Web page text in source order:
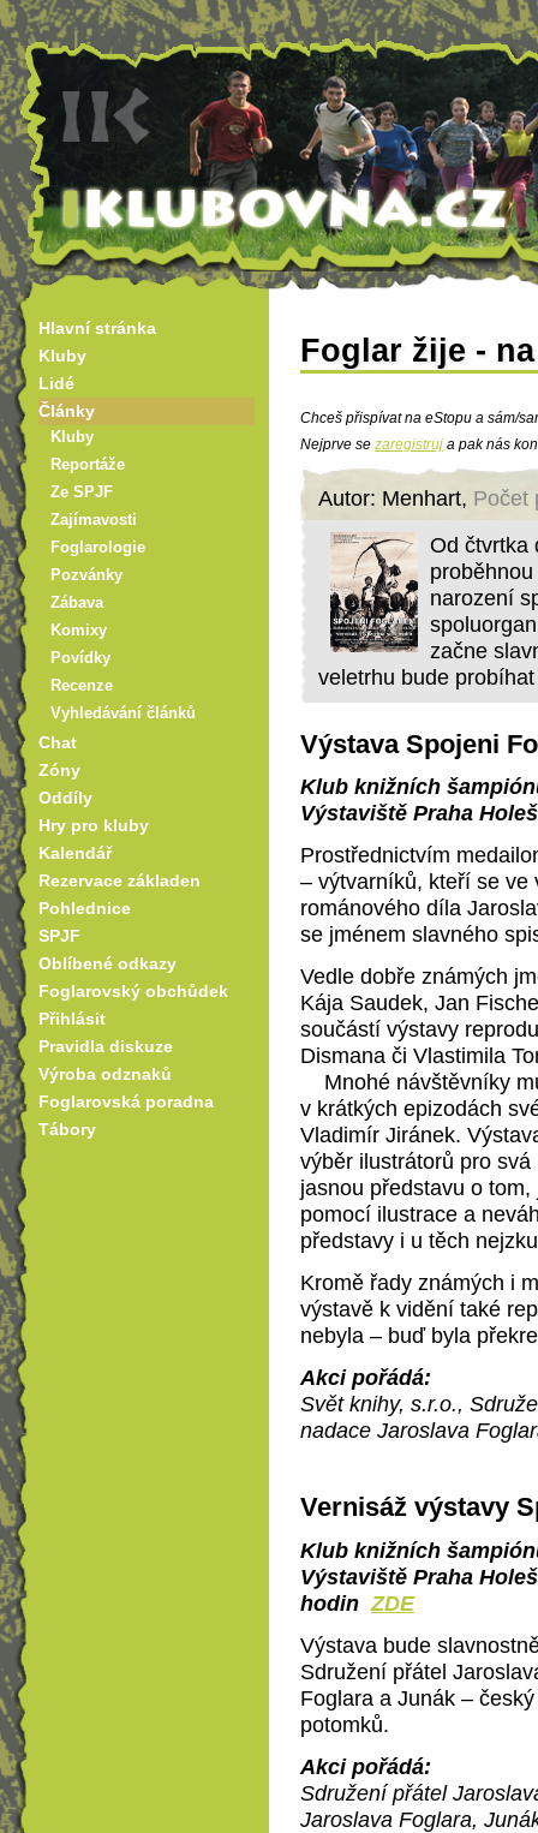
Foglar žije -
Chceš přispívat na eStopu a sám/
Nejprve se zaregistruj a pak nás
Autor: Menhart, Počet
Od čtvrtka
narození
začne
veletrhu bude
Výstava Spojeni
Klub knižních
Výstaviště Praha
Prostřednictvím
– výtvarníků, kteří se
románového díla
se jménem slavného
Vedle dobře známých
Kája Saudek, Jan
součástí výstavy
Dismana či Vlastimila
Mnohé návštěvníky
v krátkých epizodách
Vladimír Jiránek.
výběr ilustrátorů pro
jasnou představu o
pomocí ilustrace a
představy i u těch
Kromě řady známých i
výstavě k vidění také
nebyla – buď byla
Akci pořádá:
Svět knihy, s.r.o.,
nadace Jaroslava
Vernisáž výstavy
Klub knižních
Výstaviště Praha
hodinZDE
Výstava bude
Sdružení přátel
Foglara a Junák –
potomků.
Akci pořádá:
Sdružení přátel
Jaroslava Foglara,
Hlavní stránka
Kluby
Lidé
Články
Kluby
Reportáže
Ze SPJF
Zajímavosti
Foglarologie
Pozvánky
Zábava
Komixy
Povídky
Recenze
Vyhledávání článků
Chat
Zóny
Oddíly
Hry pro kluby
Kalendář
Rezervace základen
Pohlednice
SPJF
Oblíbené odkazy
Foglarovský obchůdek
Přihlásit
Pravidla diskuze
Výroba odznaků
Foglarovská poradna
Tábory